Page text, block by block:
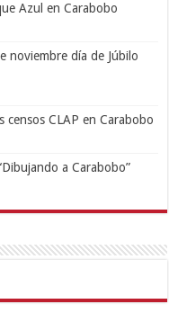
Azul en Carabobo
noviembre día de Júbilo
censos CLAP en Carabobo
a Carabobo”